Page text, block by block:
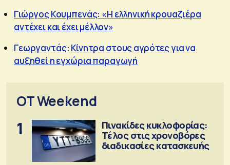
Γιώργος Κουμπενάς: «Η ελληνική κρουαζιέρα
αντέχει και έχει μέλλον»
Γεωργαντάς: Κίνητρα στους αγρότες για να
αυξηθεί η εγχώρια παραγωγή
OT Weekend
1
Πινακίδες κυκλοφορίας:
Τέλος στις χρονοβόρες
διαδικασίες κατασκευής